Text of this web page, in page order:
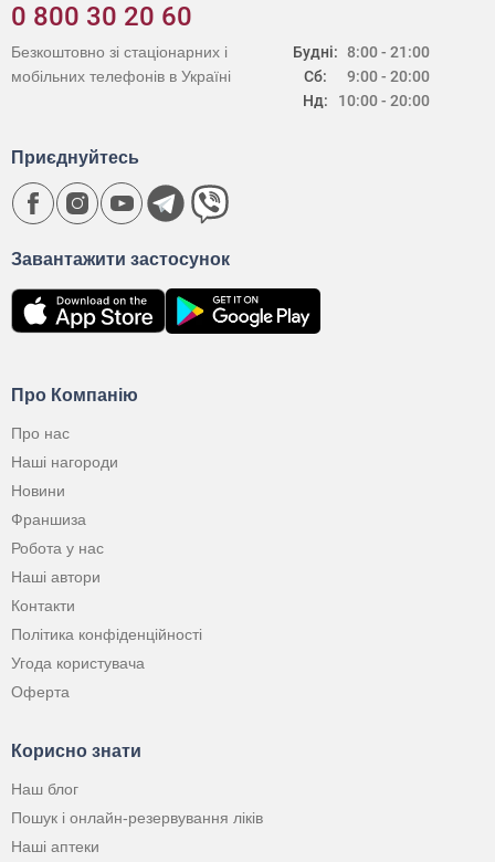
0 800 30 20 60
Будні:
Сб:
Нд:
8:00 - 21:00
9:00 - 20:00
10:00 - 20:00
Безкоштовно зі стаціонарних і
мобільних телефонів в Україні
Про Компанію
Про нас
Наші нагороди
Новини
Франшиза
Робота у нас
Наші автори
Контакти
Політика конфіденційності
Угода користувача
Оферта
Корисно знати
Наш блог
Пошук і онлайн-резервування ліків
Наші аптеки
Завантажити застосунок
Приєднуйтесь